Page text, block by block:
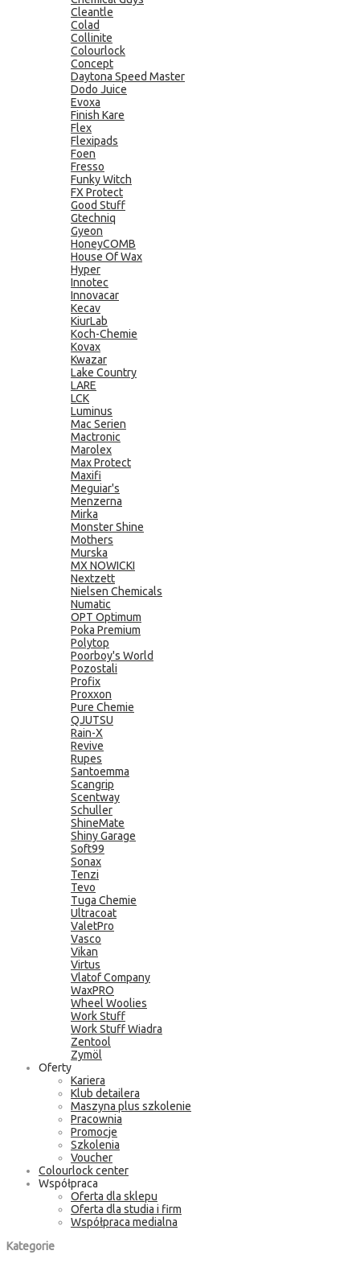
Cleantle
Colad
Collinite
Colourlock
Concept
Daytona Speed Master
Dodo Juice
Evoxa
Finish Kare
Flex
Flexipads
Foen
Fresso
Funky Witch
FX Protect
Good Stuff
Gtechniq
Gyeon
HoneyCOMB
House Of Wax
Hyper
Innotec
Innovacar
Kecav
KiurLab
Koch-Chemie
Kovax
Kwazar
Lake Country
LARE
LCK
Luminus
Mac Serien
Mactronic
Marolex
Max Protect
Maxifi
Meguiar's
Menzerna
Mirka
Monster Shine
Mothers
Murska
MX NOWICKI
Nextzett
Nielsen Chemicals
Numatic
OPT Optimum
Poka Premium
Polytop
Poorboy's World
Pozostali
Profix
Proxxon
Pure Chemie
QJUTSU
Rain-X
Revive
Rupes
Santoemma
Scangrip
Scentway
Schuller
ShineMate
Shiny Garage
Soft99
Sonax
Tenzi
Tevo
Tuga Chemie
Ultracoat
ValetPro
Vasco
Vikan
Virtus
Vlatof Company
WaxPRO
Wheel Woolies
Work Stuff
Work Stuff Wiadra
Zentool
Zymöl
Oferty
Kariera
Klub detailera
Maszyna plus szkolenie
Pracownia
Promocje
Szkolenia
Voucher
Colourlock center
Współpraca
Oferta dla sklepu
Oferta dla studia i firm
Współpraca medialna
Kategorie